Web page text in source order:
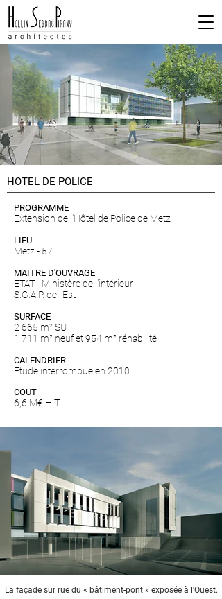
HOTEL DE POLICE
PROGRAMME
Extension de l'Hôtel de Police de Metz
LIEU
Metz - 57
MAITRE D'OUVRAGE
ETAT - Ministère de l'intérieur
S.G.A.P. de l'Est
SURFACE
2 665 m² SU
1 711 m² neuf et 954 m² réhabilité
CALENDRIER
Etude interrompue en 2010
COUT
6,6 M€ H.T.
La façade sur rue du « bâtiment-pont » exposée à l'Ouest.